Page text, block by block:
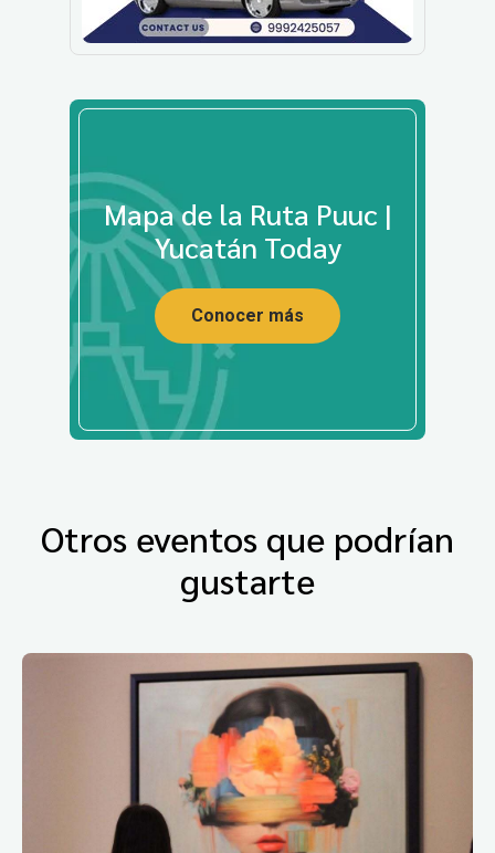
Mapa de la Ruta Puuc |
Yucatán Today
Conocer más
Otros eventos que podrían
gustarte